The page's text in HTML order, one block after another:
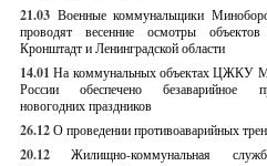
21.03 Военные коммунальщики
проводят весенние осмотры
Кронштадт и Ленинградской области
14.01 На коммунальных объектах ЦЖКУ
России обеспечено безаварийное
новогодних праздников
26.12О проведении противоаварийных
20.12
Жилищно-коммунальная